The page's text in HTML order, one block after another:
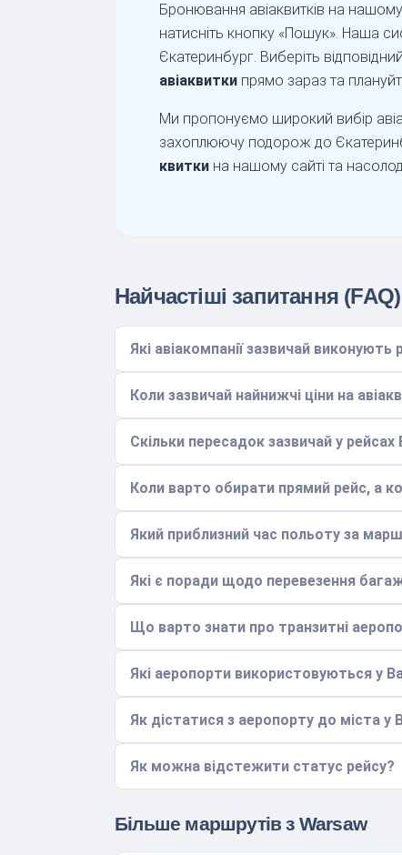
Бронювання авіаквитків на
натисніть кнопку «Пошук». Наша
Єкатеринбург. Виберіть
авіаквитки прямо зараз та
Ми пропонуємо широкий вибір
захоплюючу подорож до
квитки на нашому сайті та
Найчастіші запитання (FAQ)
Які авіакомпанії зазвичай
Коли зазвичай найнижчі ціни на
Скільки пересадок зазвичай у
Коли варто обирати прямий рейс, а
Який приблизний час польоту за
Які є поради щодо перевезення
Що варто знати про транзитні
Які аеропорти використовуються у
Як дістатися з аеропорту до міста у
Як можна відстежити статус рейсу?
Більше маршрутів з Warsaw